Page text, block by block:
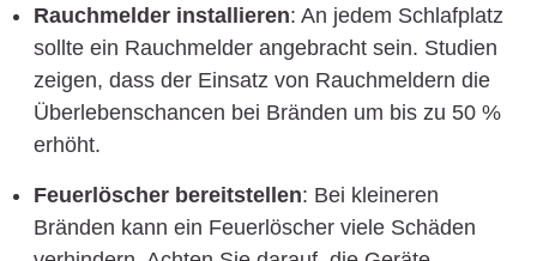
Rauchmelder installieren: An jedem Schlafplatz
sollte ein Rauchmelder angebracht sein. Studien
zeigen, dass der Einsatz von Rauchmeldern die
Überlebenschancen bei Bränden um bis zu 50 %
erhöht.
Feuerlöscher bereitstellen: Bei kleineren
Bränden kann ein Feuerlöscher viele Schäden